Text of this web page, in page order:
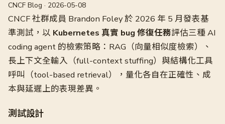
CNCF Blog · 2026-05-08
CNCF 社群成員 Brandon Foley 於 2026 年 5 月發表基
準測試，以 Kubernetes 真實 bug 修復任務評估三種 AI
coding agent 的檢索策略：RAG（向量相似度檢索）、
長上下文全輸入（full-context stuffing）與結構化工具
呼叫（tool-based retrieval），量化各自在正確性、成
本與延遲上的表現差異。
測試設計